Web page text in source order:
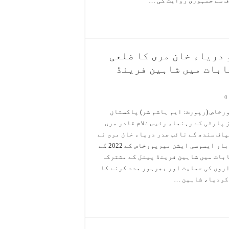
دریاء خان مری کا ضلعی
میں شاہین فرینڈ
0
(رپورٹ: ایم ہاشم شر) پاکستان
پارٹی کے رہنماء رئیس غلام قادر مری
سندھ کے نائب صدر دریاء خان مری نے
ضلعی بار ایسوسی ایشن میرپورخاص کے 2022 کے
میں شاہین فرینڈ پینل کے مشترکہ
کی حمایت اور بھرہور مدد کرنے کا
کردیا، شاہین …